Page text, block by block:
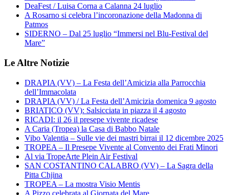
DeaFest / Luisa Corna a Calanna 24 luglio
A Rosarno si celebra l’incoronazione della Madonna di
Patmos
SIDERNO – Dal 25 luglio “Immersi nel Blu-Festival del
Mare”
Le Altre Notizie
DRAPIA (VV) – La Festa dell’Amicizia alla Parrocchia
dell’Immacolata
DRAPIA (VV) / La Festa dell’Amicizia domenica 9 agosto
BRIATICO (VV): Salsicciata in piazza il 4 agosto
RICADI: il 26 il presepe vivente ricadese
A Caria (Tropea) la Casa di Babbo Natale
Vibo Valentia – Sulle vie dei mastri birrai il 12 dicembre 2025
TROPEA – Il Presepe Vivente al Convento dei Frati Minori
Al via TropeArte Plein Air Festival
SAN COSTANTINO CALABRO (VV) – La Sagra della
Pitta Chjina
TROPEA – La mostra Visio Mentis
A Pizzo celebrata al Giornata del Mare